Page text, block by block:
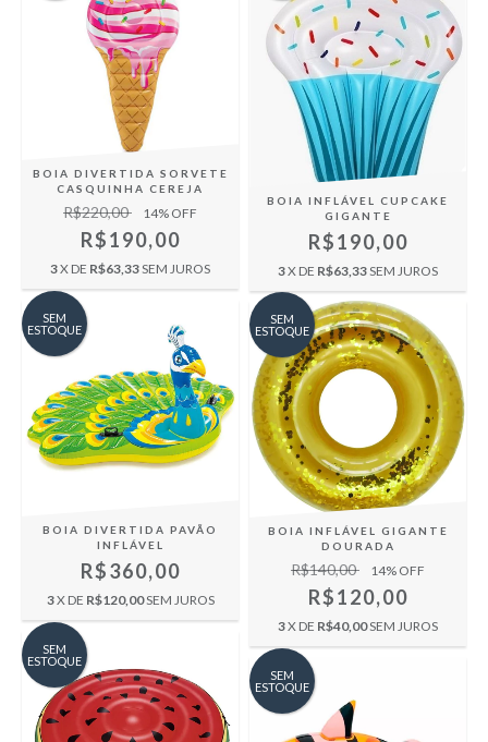
BOIA DIVERTIDA SORVETE
CASQUINHA CEREJA
R$220,00 14% OFF
R$190,00
3X DE R$63,33SEM JUROS
BOIA INFLÁVEL CUPCAKE
GIGANTE
R$190,00
3X DE R$63,33SEM JUROS
SEM
ESTOQUE
BOIA DIVERTIDA PAVÃO
INFLÁVEL
R$360,00
3X DE R$120,00SEM JUROS
SEM
ESTOQUE
BOIA INFLÁVEL GIGANTE
DOURADA
R$140,00 14% OFF
R$120,00
3X DE R$40,00SEM JUROS
SEM
ESTOQUE
SEM
ESTOQUE